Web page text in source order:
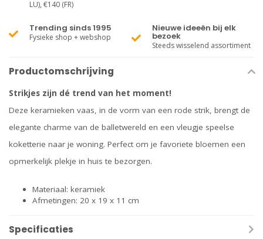
LU), €140 (FR)
Trending sinds 1995
Fysieke shop + webshop
Nieuwe ideeën bij elk
bezoek
Steeds wisselend assortiment
Productomschrijving
Strikjes zijn dé trend van het moment!
Deze keramieken vaas, in de vorm van een rode strik, brengt de
elegante charme van de balletwereld en een vleugje speelse
koketterie naar je woning. Perfect om je favoriete bloemen een
opmerkelijk plekje in huis te bezorgen.
Materiaal: keramiek
Afmetingen: 20 x 19 x 11 cm
Specificaties